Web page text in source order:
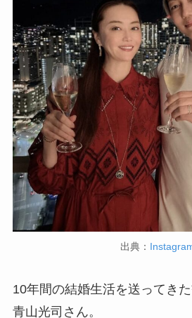
出典：
10年間の結婚生活を送ってき
青山光司さん。